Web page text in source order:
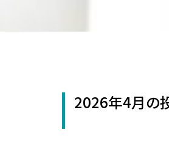
2026年4月の